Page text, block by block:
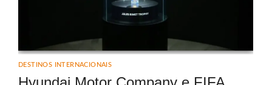
DESTINOS INTERNACIONAIS